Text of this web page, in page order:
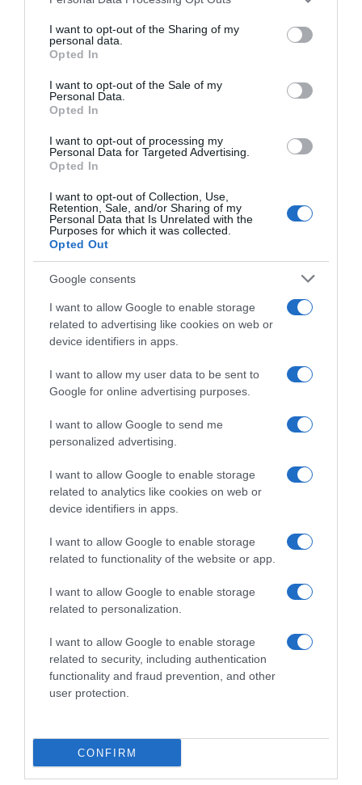
not limited to your visit or usage behaviour. You may click to
grant or deny consent to Google and its third-party tags to
use your data for below specified purposes in below Google
consent section.
I want to opt-out of the Sharing of my
personal data.
Opted In
I want to opt-out of the Sale of my
Personal Data.
Opted In
I want to opt-out of processing my
Personal Data for Targeted Advertising.
Opted In
I want to opt-out of Collection, Use,
Retention, Sale, and/or Sharing of my
Personal Data that Is Unrelated with the
Purposes for which it was collected.
Opted Out
Google consents
I want to allow Google to enable storage
related to advertising like cookies on web or
device identifiers in apps.
I want to allow my user data to be sent to
Google for online advertising purposes.
I want to allow Google to send me
personalized advertising.
I want to allow Google to enable storage
related to analytics like cookies on web or
device identifiers in apps.
I want to allow Google to enable storage
related to functionality of the website or app.
I want to allow Google to enable storage
related to personalization.
I want to allow Google to enable storage
related to security, including authentication
functionality and fraud prevention, and other
user protection.
CONFIRM
ΠΟΛΙΤΙΚΗ
Καλαφάτης: «Η Ελλάδα τοποθετείται
δυναμικά στον ευρωπαϊκό χάρτη της
καινοτομίας»
«Η έρευνα και η καινοτομία γίνονται κινητήριες
δυνάμεις της ανάπτυξης»
23.11.2025 - 16:12
ΠΟΛΙΤΙΚΗ
Καλαφάτης: «Η ΝΔ βρίσκεται σταθερά στην
πρώτη γραμμή γιατί τηρεί έναν αξιακό
κώδικα»
Τι υπογράμμισε ο υφυπουργός Ανάπτυξης